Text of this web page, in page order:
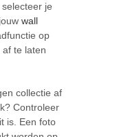
je
wall
op
te laten
collectie af
Controleer
is. Een foto